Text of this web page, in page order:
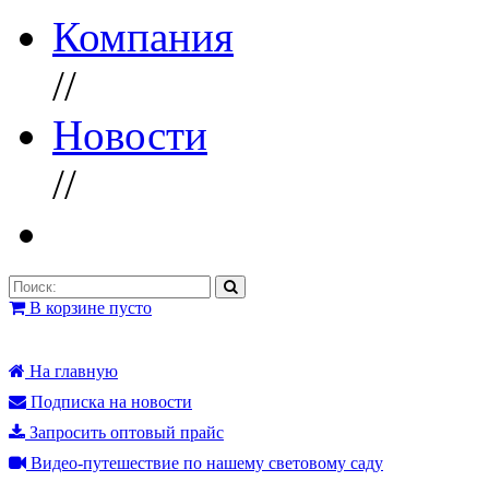
Компания
//
Новости
//
В корзине пусто
На главную
Подписка на новости
Запросить оптовый прайс
Видео-путешествие по нашему световому саду